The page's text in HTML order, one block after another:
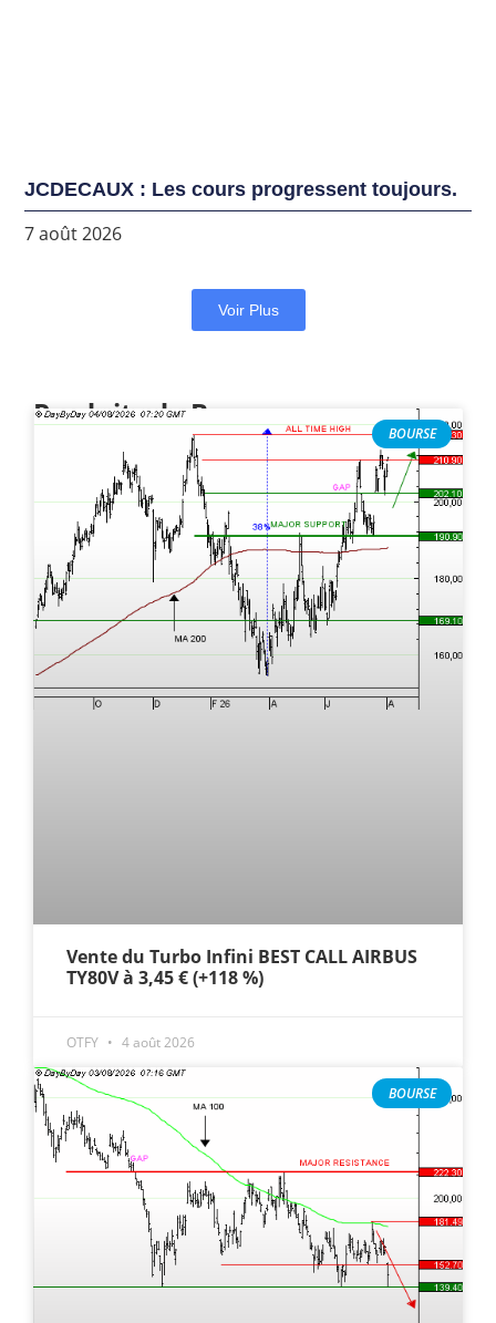
JCDECAUX : Les cours progressent toujours.
7 août 2026
Voir Plus
Produits de Bourse
BOURSE
Vente du Turbo Infini BEST CALL AIRBUS
TY80V à 3,45 € (+118 %)
OTFY 4 août 2026
BOURSE